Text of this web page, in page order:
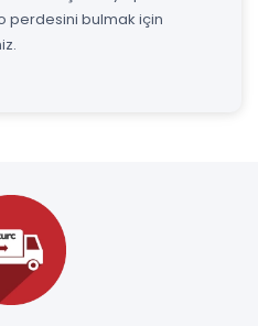
perdesini bulmak için